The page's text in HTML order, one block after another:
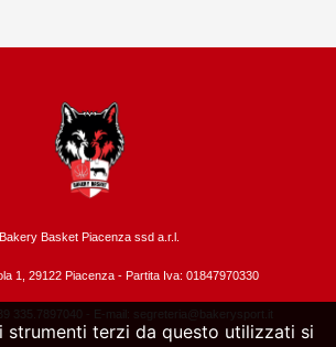
Bakery Basket Piacenza ssd a.r.l.
1, 29122 Piacenza - Partita Iva: 01847970330
335.7897040 - E-mail: segreteria@bakerysport.it
strumenti terzi da questo utilizzati si